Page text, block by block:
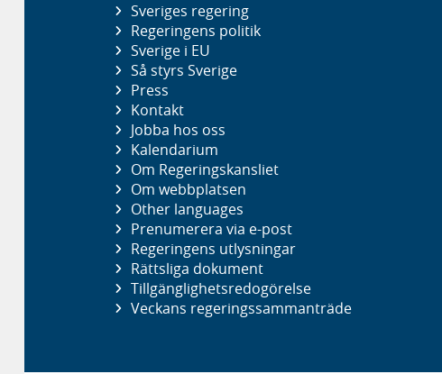
Sveriges regering
Regeringens politik
Sverige i EU
Så styrs Sverige
Press
Kontakt
Jobba hos oss
Kalendarium
Om Regeringskansliet
Om webbplatsen
Other languages
Prenumerera via e-post
Regeringens utlysningar
Rättsliga dokument
Tillgänglighetsredogörelse
Veckans regeringssammanträde